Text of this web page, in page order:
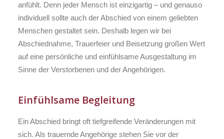
anfühlt. Denn jeder Mensch ist einzigartig – und genauso
individuell sollte auch der Abschied von einem geliebten
Menschen gestaltet sein. Deshalb legen wir bei
Abschiednahme, Trauerfeier und Beisetzung großen Wert
auf eine persönliche und einfühlsame Ausgestaltung im
Sinne der Verstorbenen und der Angehörigen.
Einfühlsame Begleitung
Ein Abschied bringt oft tiefgreifende Veränderungen mit
sich. Als trauernde Angehörige stehen Sie vor der